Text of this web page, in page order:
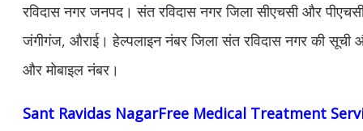
रविदास नगर जनपद। संत रविदास नगर जिला सीएचसी और
जंगीगंज, औराई। हेल्पलाइन नंबर जिला संत रविदास नगर की सूची
और मोबाइल नंबर।
Sant Ravidas NagarFree Medical Treatment